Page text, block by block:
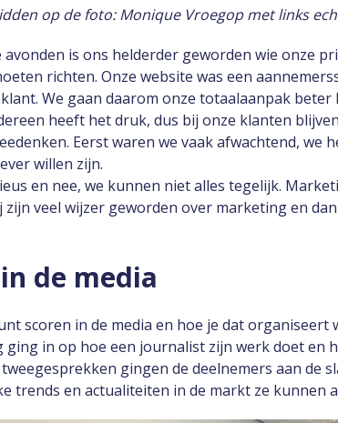
op de foto: Monique Vroegop met links
avonden is ons helderder geworden wie onze
richten. Onze website was een
We gaan daarom onze totaalaanpak beter
heeft het druk, dus bij onze klanten
Eerst waren we vaak afwachtend, we
willen zijn.
en nee, we kunnen niet alles tegelijk.
zijn veel wijzer geworden over marketing en
de media
scoren in de media en hoe je dat organiseert
ging in op hoe een journalist zijn werk doet en
gingen de deelnemers aan de
trends en actualiteiten in de markt ze kunnen